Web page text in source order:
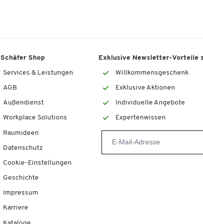
Schäfer Shop
Services & Leistungen
AGB
Außendienst
Workplace Solutions
Raumideen
Datenschutz
Cookie-Einstellungen
Geschichte
Impressum
Karriere
Exklusive Newsletter-Vorteile
Willkommensgeschenk
Exklusive Aktionen
Individuelle Angebote
Expertenwissen